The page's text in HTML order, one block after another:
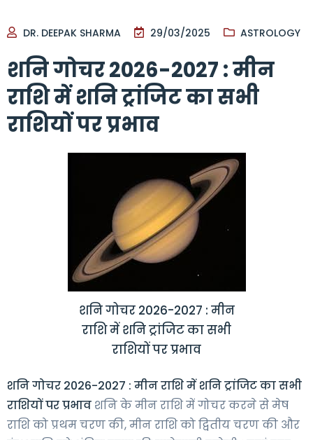
DR. DEEPAK SHARMA 29/03/2025 ASTROLOGY
शनि गोचर 2026-2027 : मीन
राशि में शनि ट्रांजिट का सभी
राशियों पर प्रभाव
शनि गोचर 2026-2027 : मीन
राशि में शनि ट्रांजिट का सभी
राशियों पर प्रभाव
शनि गोचर 2026-2027 : मीन राशि में शनि ट्रांजिट का सभी
राशियों पर प्रभाव शनि के मीन राशि में गोचर करने से मेष
राशि को प्रथम चरण की, मीन राशि को द्वितीय चरण की और